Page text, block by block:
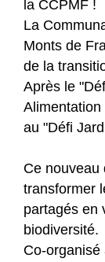
la CCPMF !
La
Monts de
de la
Après le
au "Défi
Ce nouveau
transformer
partagés en
biodiversité.
Co-organisé